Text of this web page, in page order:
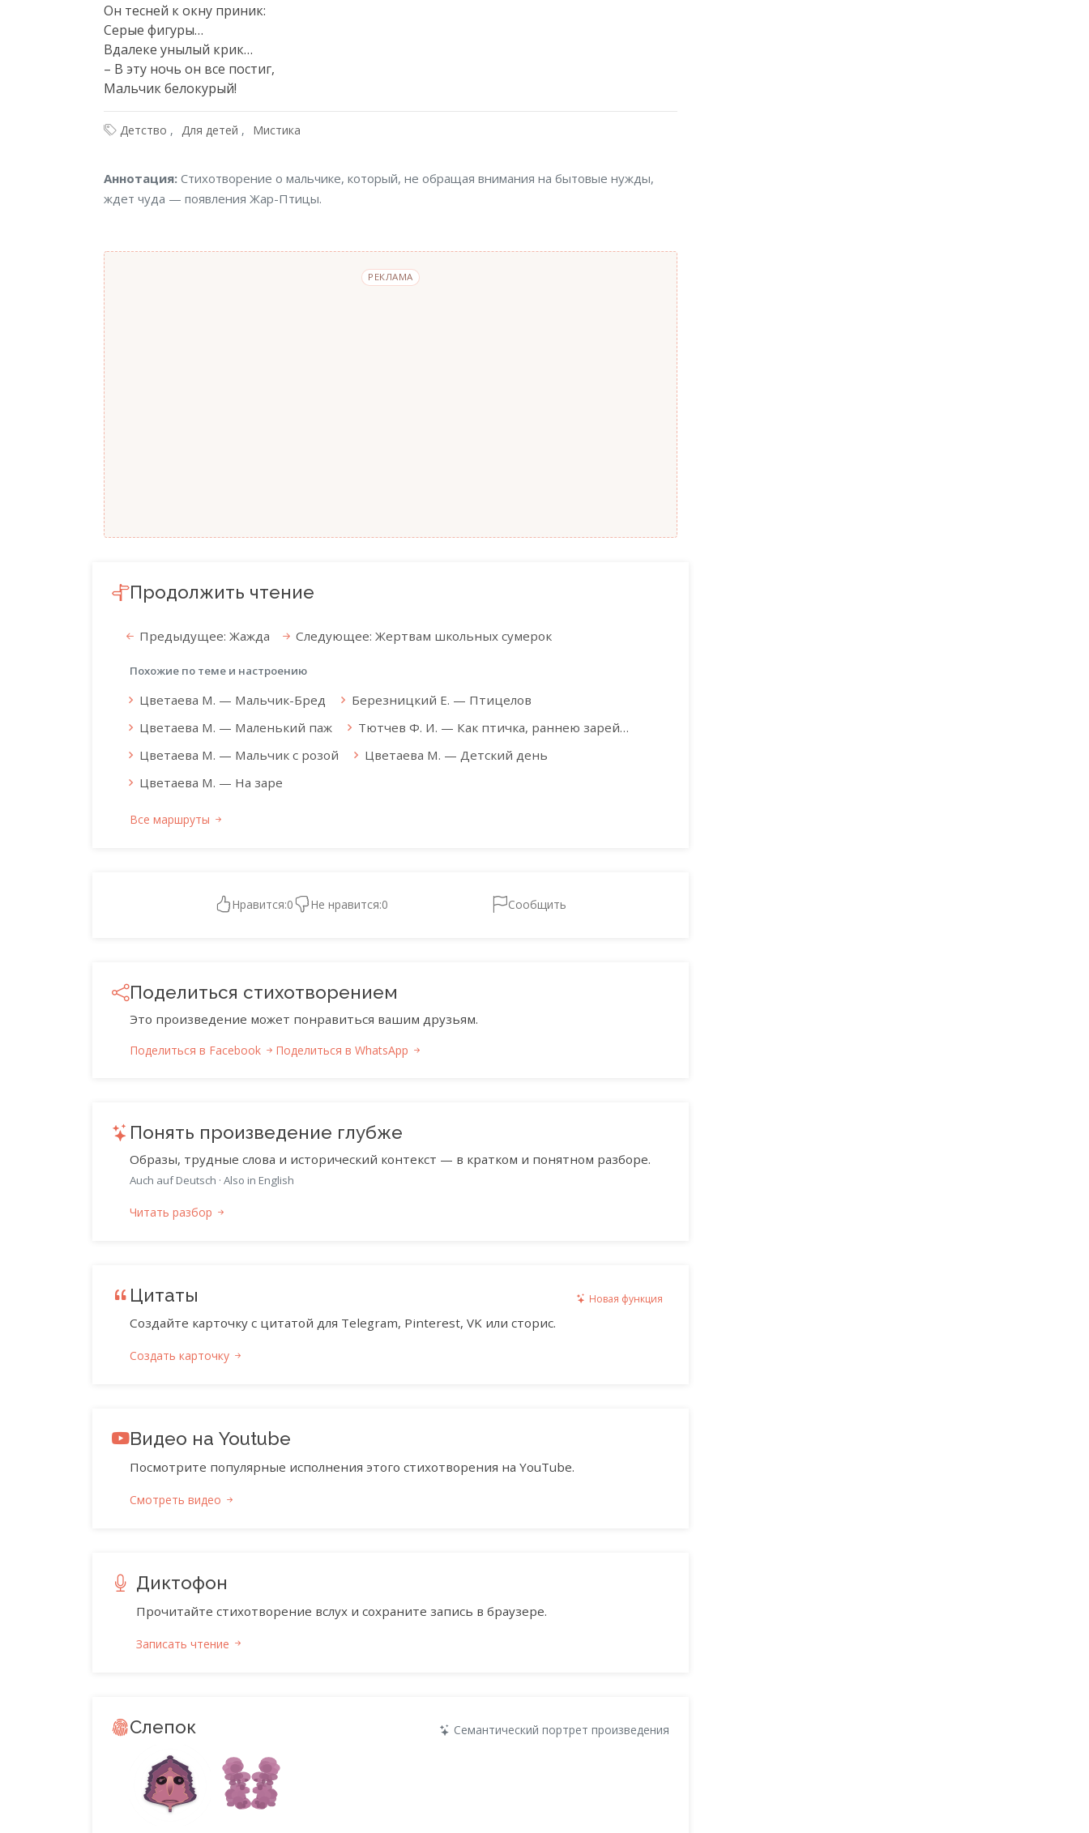
Он тесней к окну приник:
Серые фигуры…
Вдалеке унылый крик…
– В эту ночь он все постиг,
Мальчик белокурый!
Детство Для детей Мистика
Аннотация
Аннотация:Стихотворение о мальчике, который, не обращая внимания на бытовые нужды,
ждет чуда — появления Жар-Птицы.
РЕКЛАМА
Продолжить чтение
Предыдущее: Жажда Следующее: Жертвам школьных сумерок
Похожие по теме и настроению
Цветаева М. — Мальчик-Бред
Березницкий Е. — Птицелов
Цветаева М. — Маленький паж
Тютчев Ф. И. — Как птичка, раннею зарей…
Цветаева М. — Мальчик с розой
Цветаева М. — Детский день
Цветаева М. — На заре
Все маршруты
Нравится:0 Не нравится:0 Сообщить
Поделиться стихотворением
Это произведение может понравиться вашим друзьям.
Поделиться в Facebook Поделиться в WhatsApp
Понять произведение глубже
Образы, трудные слова и исторический контекст — в кратком и понятном разборе.
Auch auf Deutsch · Also in English
Читать разбор
Цитаты Новая функция
Создайте карточку с цитатой для Telegram, Pinterest, VK или сторис.
Создать карточку
Видео на Youtube
Посмотрите популярные исполнения этого стихотворения на YouTube.
Смотреть видео
Диктофон
Прочитайте стихотворение вслух и сохраните запись в браузере.
Записать чтение
Слепок Семантический портрет произведения